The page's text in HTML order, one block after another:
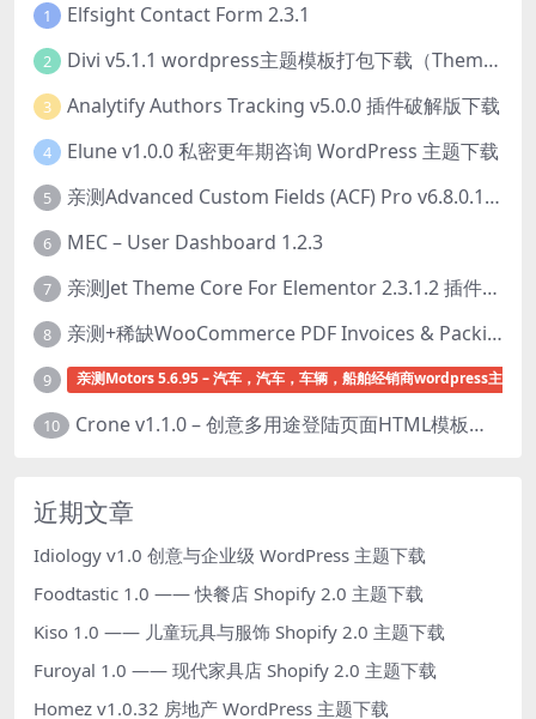
1 Elfsight Contact Form 2.3.1
2 Divi v5.1.1 wordpress主题模板打包下载（Theme + Builder+ Extra Theme + Templates + Layouts + PSD）
3 Analytify Authors Tracking v5.0.0 插件破解版下载
4 Elune v1.0.0 私密更年期咨询 WordPress 主题下载
5 亲测Advanced Custom Fields (ACF) Pro v6.8.0.1 + Advanced Custom Fields: Extended PRO v0.9.2.3 | 网站开发自定义字段插件下载
6 MEC – User Dashboard 1.2.3
7 亲测Jet Theme Core For Elementor 2.3.1.2 插件下载
8 亲测+稀缺WooCommerce PDF Invoices & Packing Slips Professional v2.20.0 + Templates v2.25.1 [by WpOverNight] WooCommerce PDF 发票和装箱单插件下载
9 亲测Motors 5.6.95 – 汽车，汽车，车辆，船舶经销商wordpress主题下
10 Crone v1.1.0 – 创意多用途登陆页面HTML模板下载
近期文章
Idiology v1.0 创意与企业级 WordPress 主题下载
Foodtastic 1.0 —— 快餐店 Shopify 2.0 主题下载
Kiso 1.0 —— 儿童玩具与服饰 Shopify 2.0 主题下载
Furoyal 1.0 —— 现代家具店 Shopify 2.0 主题下载
Homez v1.0.32 房地产 WordPress 主题下载